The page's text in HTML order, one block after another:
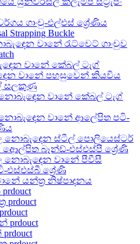
ගාංචු-එල්එස් ශ්‍රේණිය
Strapping Buckle
වානේ රැට්චෙට් ගාංචුව
වානේ කේබල් ටැග්
වානේ පහසුවෙන් කියවිය
සලකුණු
වානේ කේබල් ටැග්
වානේ ආලේපිත පටි-
නොබැඳෙන ස්ටීල් පොලියෙස්ටර්
බෑන්ඩ්-එස්එස්පී ශ්‍රේණි
නොබැඳෙන වානේ පීවීසී
එස්එස්බී ශ්‍රේණි
යන්ත්‍ර නිෂ්පාදනය
prdouct
prdouct